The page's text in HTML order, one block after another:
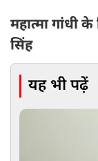
महात्मा गांधी
सिंह
यह भी पढ़ें